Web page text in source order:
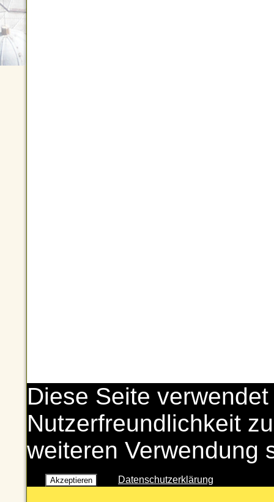
Diese Seite
Nutzerfreundlichkeit
weiteren Verwendung
Akzeptieren Datenschutzerklärung